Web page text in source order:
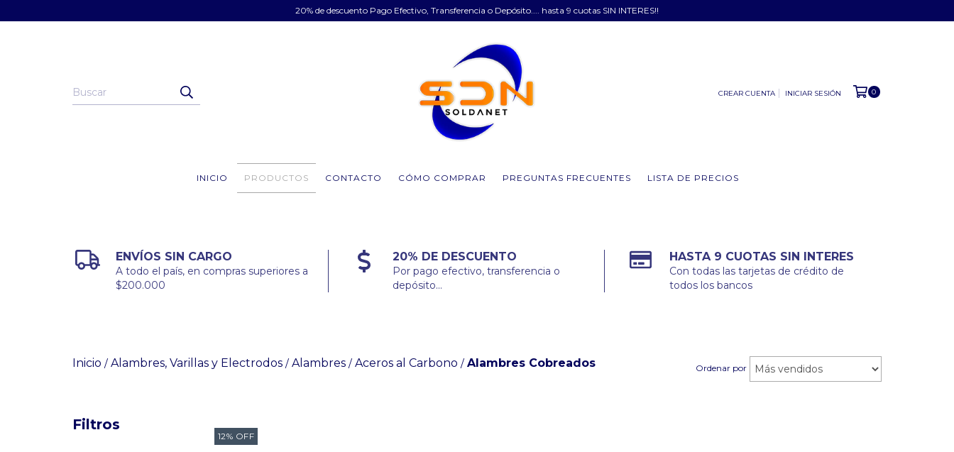
20% de descuento Pago Efectivo, Transferencia o Depósito.... hasta 9 cuotas SIN INTERES!!
CREAR CUENTA INICIAR SESIÓN 0
INICIO PRODUCTOS CONTACTO CÓMO COMPRAR PREGUNTAS FRECUENTES LISTA DE PRECIOS
ENVÍOS SIN CARGO
A todo el país, en compras superiores a
$200.000
20% DE DESCUENTO
Por pago efectivo, transferencia o
depósito...
HASTA 9 CUOTAS SIN INTERES
Con todas las tarjetas de crédito de
todos los bancos
Inicio / Alambres, Varillas y Electrodos / Alambres / Aceros al Carbono / Alambres Cobreados Ordenar por
Filtros
12% OFF